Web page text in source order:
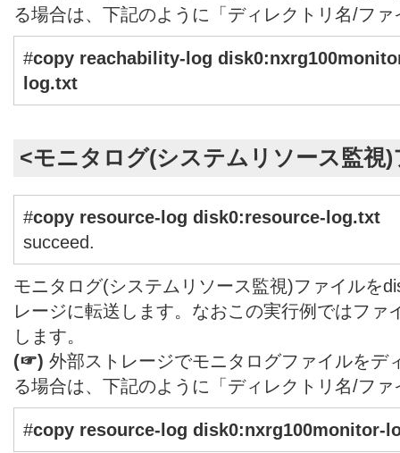
る場合は、下記のように「ディレクトリ名/フ
#copy reachability-log disk0:
log.txt
<モニタログ(システムリソース監視
#copy resource-log disk0:resource-log.txt
succeed.
モニタログ(システムリソース監視)ファイルを
レージに転送します。なおこの実行例ではファ
します。
(☞) 外部ストレージでモニタログファイルをデ
る場合は、下記のように「ディレクトリ名/フ
#copy resource-log disk0:nxrg100monitor-